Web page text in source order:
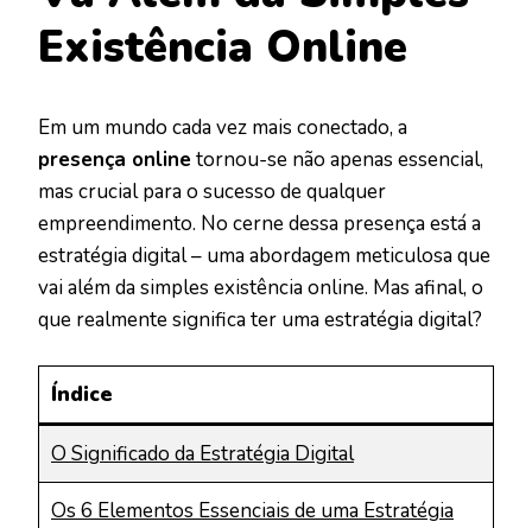
Existência Online
Em um mundo cada vez mais conectado, a
presença online tornou-se não apenas essencial,
mas crucial para o sucesso de qualquer
empreendimento. No cerne dessa presença está a
estratégia digital – uma abordagem meticulosa que
vai além da simples existência online. Mas afinal, o
que realmente significa ter uma estratégia digital?
Índice
O Significado da Estratégia Digital
Os 6 Elementos Essenciais de uma Estratégia